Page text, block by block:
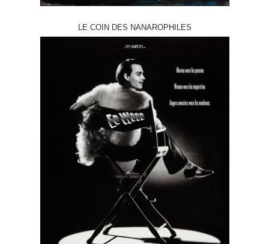
LE COIN DES NANAROPHILES